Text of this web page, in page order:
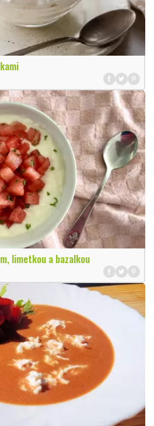
limetkou a bazalkou